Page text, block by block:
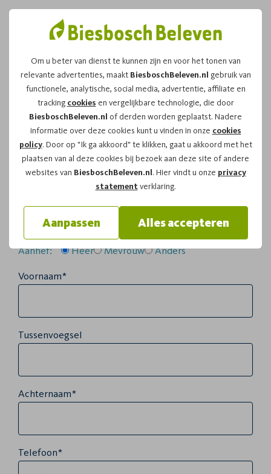
Om u beter van dienst te kunnen zijn en voor het tonen van
relevante advertenties, maakt BiesboschBeleven.nl gebruik van
functionele, analytische, social media, advertentie, affiliate en
tracking cookies en vergelijkbare technologie, die door
BiesboschBeleven.nl of derden worden geplaatst. Nadere
informatie over deze cookies kunt u vinden in onze cookies
policy. Door op "Ik ga akkoord" te klikken, gaat u akkoord met het
plaatsen van al deze cookies bij bezoek aan deze site of andere
websites van BiesboschBeleven.nl. Hier vindt u onze privacy
statementverklaring.
Aanpassen Alles accepteren
Leuk dat u kiest voor dit
arrangement!
Om te reserveren voor de Zwerftochtvaartocht op
zondag 11-10-2026 om 14:00vragen wij u
onderstaand formulier in te vullen.
Uw gegevens:
Aanhef: Heer Mevrouw Anders
Voornaam*
Tussenvoegsel
Achternaam*
Telefoon*